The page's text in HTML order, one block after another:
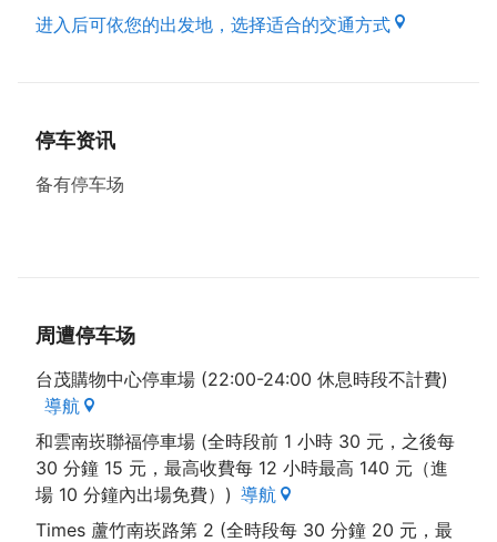
进入后可依您的出发地，选择适合的交通方式
停车资讯
备有停车场
周遭停车场
台茂購物中心停車場 (22:00-24:00 休息時段不計費)
導航
和雲南崁聯福停車場 (全時段前 1 小時 30 元，之後每
30 分鐘 15 元，最高收費每 12 小時最高 140 元（進
場 10 分鐘內出場免費）) 導航
Times 蘆竹南崁路第 2 (全時段每 30 分鐘 20 元，最